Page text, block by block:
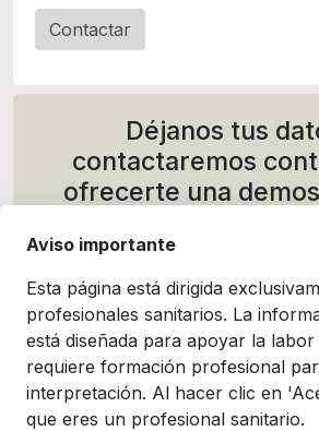
Contactar
Déjanos tus
contactaremos
ofrecerte una
Aviso importante
Esta página está dirigida
profesionales sanitarios. La
está diseñada para apoyar la labor
requiere formación profesional
interpretación. Al hacer clic en
que eres un profesional sanitario.